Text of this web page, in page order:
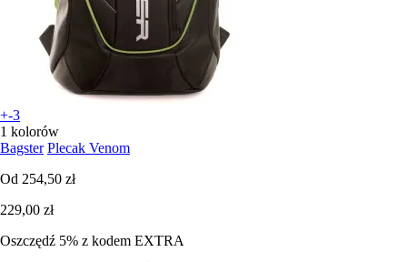
+-3
1 kolorów
Bagster Plecak Venom
Od 254,50 zł
229,00 zł
Oszczędź 5% z kodem EXTRA